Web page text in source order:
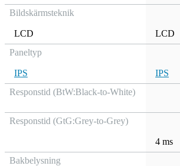
Bildskärmsteknik
LCD
LCD
Paneltyp
IPS
IPS
Responstid (BtW:Black-to-White)
Responstid (GtG:Grey-to-Grey)
4 ms
Bakbelysning